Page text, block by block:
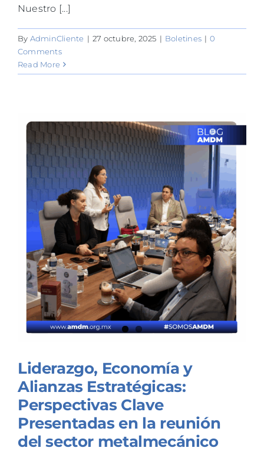
Nuestro [...]
By AdminCliente | 27 octubre, 2025 | Boletines | 0
Comments
Read More
Liderazgo, Economía y
Alianzas Estratégicas:
Perspectivas Clave
Presentadas en la reunión
del sector metalmecánico